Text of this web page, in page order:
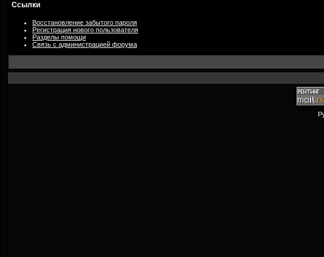
Ссылки
Восстановление забытого пароля
Регистрация нового пользователя
Разделы помощи
Связь с администрацией форума